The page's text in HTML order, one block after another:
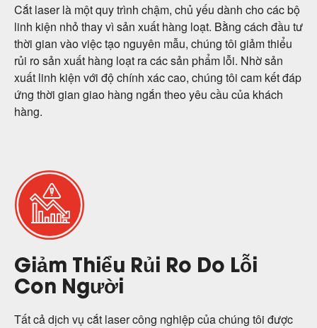
Cắt laser là một quy trình chậm, chủ yếu dành cho các bộ
linh kiện nhỏ thay vì sản xuất hàng loạt. Bằng cách đầu tư
thời gian vào việc tạo nguyên mẫu, chúng tôi giảm thiểu
rủi ro sản xuất hàng loạt ra các sản phẩm lỗi. Nhờ sản
xuất linh kiện với độ chính xác cao, chúng tôi cam kết đáp
ứng thời gian giao hàng ngắn theo yêu cầu của khách
hàng.
Giảm Thiểu Rủi Ro Do Lỗi
Con Người
Tất cả dịch vụ cắt laser công nghiệp của chúng tôi được